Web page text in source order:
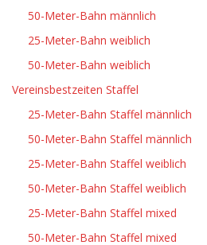
50-Meter-Bahn männlich
25-Meter-Bahn weiblich
50-Meter-Bahn weiblich
Vereinsbestzeiten Staffel
25-Meter-Bahn Staffel männlich
50-Meter-Bahn Staffel männlich
25-Meter-Bahn Staffel weiblich
50-Meter-Bahn Staffel weiblich
25-Meter-Bahn Staffel mixed
50-Meter-Bahn Staffel mixed